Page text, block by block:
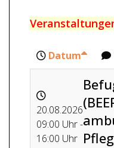
Datum
20.08.2026
09:00 Uhr -
16:00 Uhr